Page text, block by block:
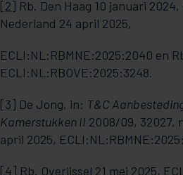
[2] Rb. Den Haag 10 januari
Nederland 24 april 2025,
ECLI:NL:RBMNE:2025:2040 en
ECLI:NL:RBOVE:2025:3248.
[3] De Jong, in: T&C
Kamerstukken II 2008/09, 32027,
april 2025,
[4] Rb. Overijssel 21 mei 2025,